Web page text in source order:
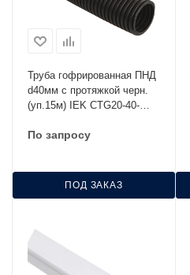
Труба гофрированная ПНД
d40мм с протяжкой черн.
(уп.15м) IEK CTG20-40-
По запросу
ПОД ЗАКАЗ